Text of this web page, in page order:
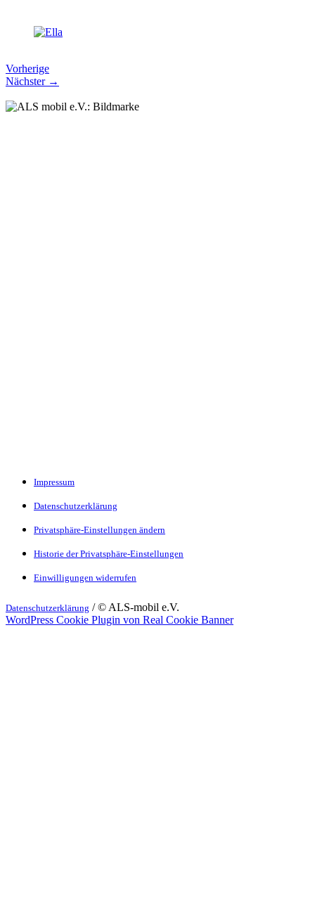
Vorherige
Nächster →
Impressum
Datenschutzerklärung
Privatsphäre-Einstellungen ändern
Historie der Privatsphäre-Einstellungen
Einwilligungen widerrufen
Datenschutzerklärung / © ALS-mobil e.V.
WordPress Cookie Plugin von Real Cookie Banner